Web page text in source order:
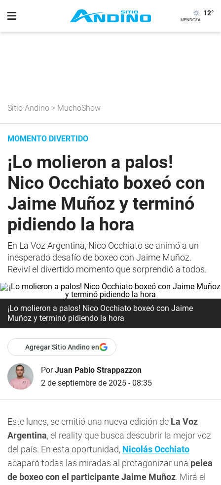
12°
Sitio Andino > MuchoShow
MOMENTO DIVERTIDO
¡Lo molieron a palos!
Nico Occhiato boxeó con
Jaime Muñoz y terminó
pidiendo la hora
En La Voz Argentina, Nico Occhiato se animó a un
inesperado desafío de boxeo con Jaime Muñoz.
Reviví el divertido momento que sorprendió a todos.
¡Lo molieron a palos! Nico Occhiato boxeó con Jaime
Muñoz y terminó pidiendo la hora
Agregar Sitio Andino en
PorJuan Pablo Strappazzon
2 de septiembre de 2025 - 08:35
Este lunes, se emitió una nueva edición de La Voz
Argentina, el reality que busca descubrir la mejor voz
del país. En esta oportunidad, Nicolás Occhiato
acaparó todas las miradas al protagonizar una pelea
de boxeo con el participante Jaime Muñoz. Mirá el